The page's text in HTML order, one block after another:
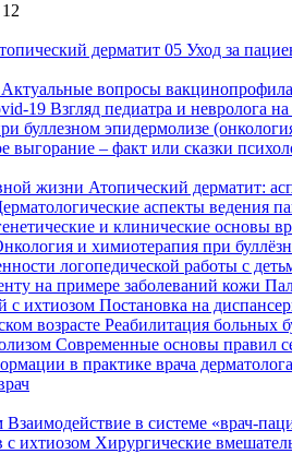
12
дерматит 05 Уход за
Актуальные вопросы
19 Взгляд педиатра и невролога
буллезном эпидермолизе
выгорание – факт или сказки
жизни Атопический дерматит:
аспекты ведения
и клинические основы
и химиотерапия при
логопедической работы с
на примере заболеваний кожи
с ихтиозом Постановка на
возрасте Реабилитация больных
Современные основы правил
в практике врача
Взаимодействие в системе «врач-
ихтиозом Хирургические